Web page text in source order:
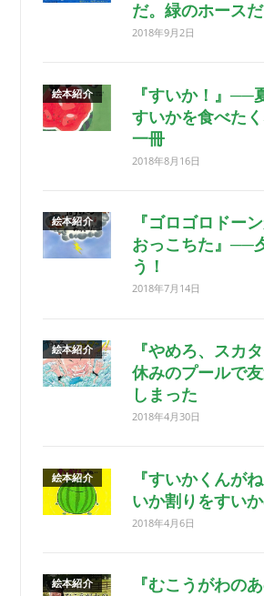
だ。緑のホースだ
2018年9月2日
絵本紹介
『すいか！』──
すいかを食べた
一冊
2018年8月16日
絵本紹介
『ゴロゴロドー
おっこちた』──
う！
2018年7月14日
絵本紹介
『やめろ、スカ
休みのプールで
しまった
2018年4月30日
絵本紹介
『すいかくんが
いか割りをすい
2018年4月6日
絵本紹介
『むこうがわの